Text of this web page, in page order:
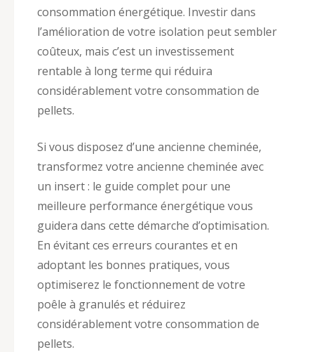
consommation énergétique. Investir dans
l’amélioration de votre isolation peut sembler
coûteux, mais c’est un investissement
rentable à long terme qui réduira
considérablement votre consommation de
pellets.
Si vous disposez d’une ancienne cheminée,
transformez votre ancienne cheminée avec
un insert : le guide complet pour une
meilleure performance énergétique vous
guidera dans cette démarche d’optimisation.
En évitant ces erreurs courantes et en
adoptant les bonnes pratiques, vous
optimiserez le fonctionnement de votre
poêle à granulés et réduirez
considérablement votre consommation de
pellets.